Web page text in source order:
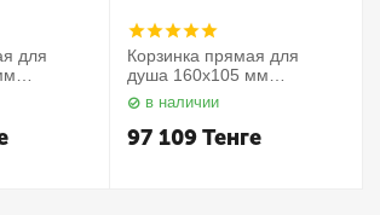
для
Корзинка прямая для
душа 160х105 мм
Elegance 11658010000
Keuco
в наличии
97 109Тенге